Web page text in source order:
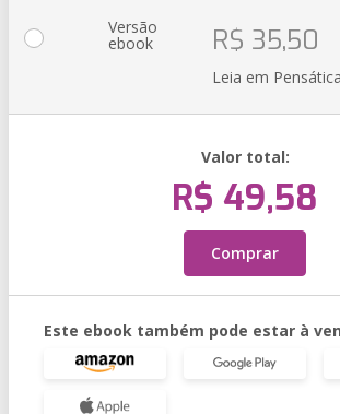
Versão
ebook R$ 35,50
Leia em Pensática
Valor total:
R$ 49,58
Comprar
Este ebook também pode estar à